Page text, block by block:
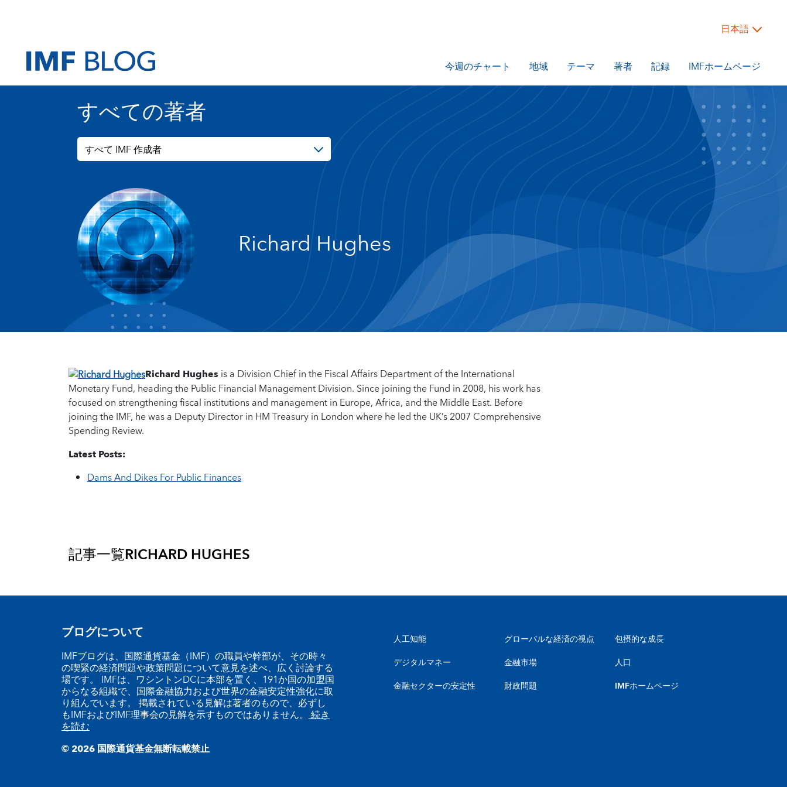
日本語
今週のチャート 地域 テーマ 著者 記録 IMFホームページ
すべての著者
すべて IMF 作成者
Richard Hughes
Richard Hughes is a Division Chief in the Fiscal Affairs Department of the International
Monetary Fund, heading the Public Financial Management Division. Since joining the Fund in 2008, his work has
focused on strengthening fiscal institutions and management in Europe, Africa, and the Middle East. Before
joining the IMF, he was a Deputy Director in HM Treasury in London where he led the UK’s 2007 Comprehensive
Spending Review.
Latest Posts:
Dams And Dikes For Public Finances
記事一覧RICHARD HUGHES
ブログについて
IMFブログは、国際通貨基金（IMF）の職員や幹部が、その時々
の喫緊の経済問題や政策問題について意見を述べ、広く討論する
場です。 IMFは、ワシントンDCに本部を置く、191か国の加盟国
からなる組織で、国際金融協力および世界の金融安定性強化に取
り組んでいます。 掲載されている見解は著者のもので、必ずし
もIMFおよびIMF理事会の見解を示すものではありません。 続き
を読む
人工知能
デジタルマネー
金融セクターの安定性
グローバルな経済の視点
金融市場
財政問題
包摂的な成長
人口
IMFホームページ
© 2026 国際通貨基金無断転載禁止